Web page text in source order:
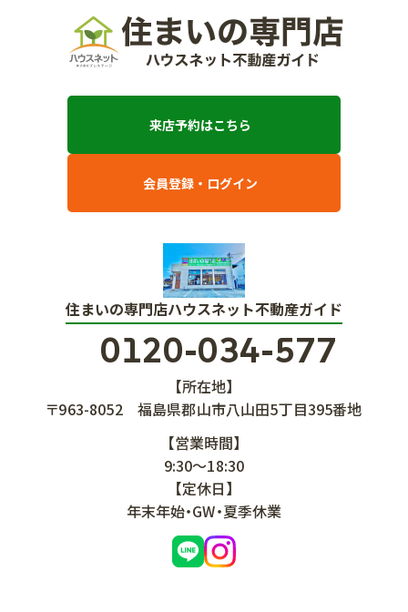
来店予約はこちら
会員登録・ログイン
住まいの専門店ハウスネット不動産ガイド
0120-034-577
【所在地】
〒963-8052
福島県郡山市八山田5丁目395番地
【営業時間】
9:30～18:30
【定休日】
年末年始・GW・夏季休業